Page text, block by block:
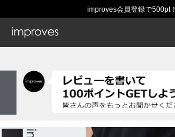
improves会員登録で500pt！